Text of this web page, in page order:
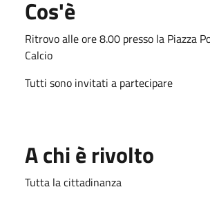
Cos'è
Ritrovo alle ore 8.00 presso la Piazza
Calcio
Tutti sono invitati a partecipare
A chi è rivolto
Tutta la cittadinanza